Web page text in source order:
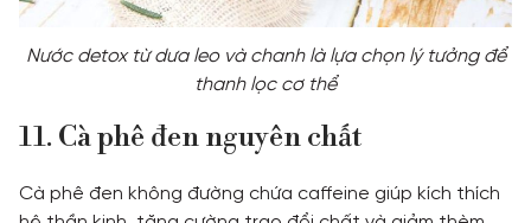
Nước detox từ dưa leo và chanh là lựa chọn lý tưởng để
thanh lọc cơ thể
11. Cà phê đen nguyên chất
Cà phê đen không đường chứa caffeine giúp kích thích